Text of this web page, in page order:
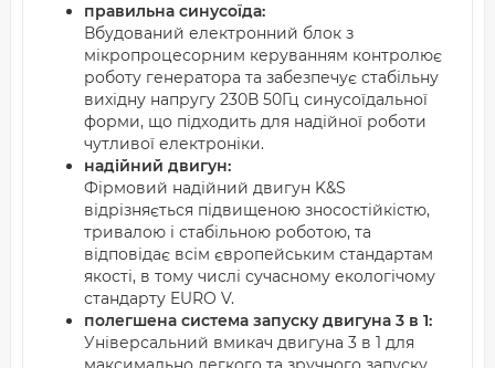
правильна синусоїда:
Вбудований електронний блок з
мікропроцесорним керуванням контролює
роботу генератора та забезпечує стабільну
вихідну напругу 230В 50Гц синусоїдальної
форми, що підходить для надійної роботи
чутливої електроніки.
надійний двигун:
Фірмовий надійний двигун K&S
відрізняється підвищеною зносостійкістю,
тривалою і стабільною роботою, та
відповідає всім європейським стандартам
якості, в тому числі сучасному екологічому
стандарту EURO V.
полегшена система запуску двигуна 3 в 1:
Універсальний вмикач двигуна 3 в 1 для